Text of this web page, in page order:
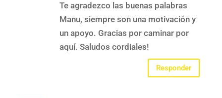
Te agradezco las buenas palabras
Manu, siempre son una motivación y
un apoyo. Gracias por caminar por
aquí. Saludos cordiales!
Responder